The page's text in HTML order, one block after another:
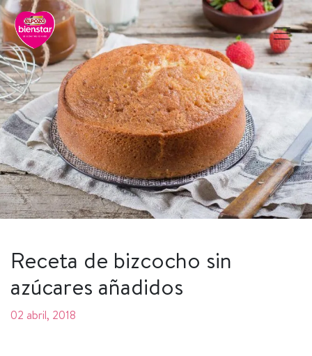
Receta de bizcocho sin
azúcares añadidos
02 abril, 2018